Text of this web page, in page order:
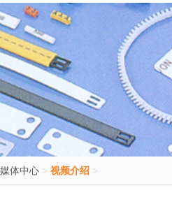
媒体中心 > 视频介绍 >